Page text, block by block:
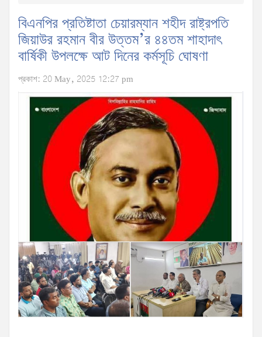
বিএনপির প্রতিষ্টাতা চেয়ারম্যান শহীদ রাষ্ট্রপতি
জিয়াউর রহমান বীর উত্তম’র ৪৪তম শাহাদাৎ
বার্ষিকী উপলক্ষে আট দিনের কর্মসূচি ঘোষণা
প্রকাশ: 20 May, 2025 12:27 pm